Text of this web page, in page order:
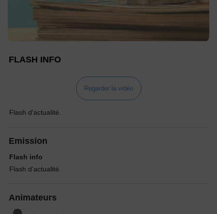
FLASH INFO
Regarder la vidéo
Flash d'actualité.
Emission
Flash info
Flash d'actualité.
Animateurs